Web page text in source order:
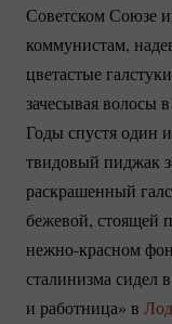
Советском Союзе
коммунистам,
цветастые
зачесывая волосы
Годы спустя один
твидовый пиджак
раскрашенный
бежевой, стоящей
нежно-красном
сталинизма сидел
и работница» в